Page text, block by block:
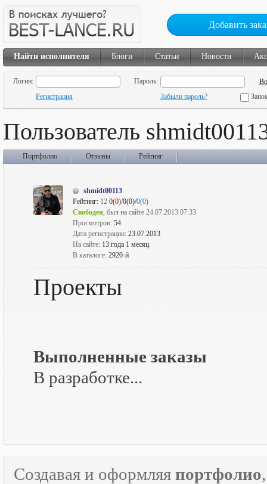
Добавить
Найти исполнителя Блоги Статьи Новости
Логин:
Пароль:
Регистрация
Забыли пароль?
Пользователь
Портфолио Отзывы Рейтинг
shmidt00113
Рейтинг: 12 0(0)/0(0)/0(0)
Свободен, был на сайте 24.07.2013 07:33
Просмотров: 54
Дата регистрации: 23.07.2013
На сайте: 13 года 1 месяц
В каталоге: 2920-й
Проекты
Выполненные заказы
В разработке...
Создавая и оформляя портфолио